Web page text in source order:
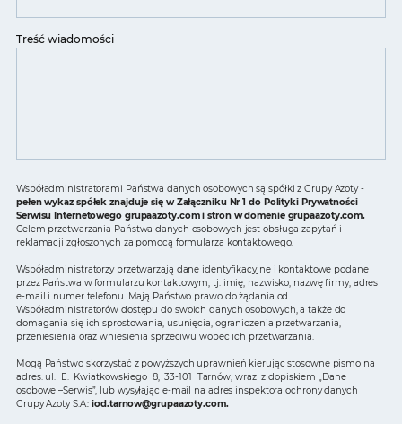
Treść wiadomości
Współadministratorami Państwa danych osobowych są spółki z Grupy Azoty -
pełen wykaz spółek znajduje się w Załączniku Nr 1 do Polityki Prywatności
Serwisu Internetowego grupaazoty.com i stron w domenie grupaazoty.com.
Celem przetwarzania Państwa danych osobowych jest obsługa zapytań i
reklamacji zgłoszonych za pomocą formularza kontaktowego.
Współadministratorzy przetwarzają dane identyfikacyjne i kontaktowe podane
przez Państwa w formularzu kontaktowym, tj. imię, nazwisko, nazwę firmy, adres
e-mail i numer telefonu. Mają Państwo prawo do żądania od
Współadministratorów dostępu do swoich danych osobowych, a także do
domagania się ich sprostowania, usunięcia, ograniczenia przetwarzania,
przeniesienia oraz wniesienia sprzeciwu wobec ich przetwarzania.
Mogą Państwo skorzystać z powyższych uprawnień kierując stosowne pismo na
adres: ul. E. Kwiatkowskiego 8, 33-101 Tarnów, wraz z dopiskiem „Dane
osobowe –Serwis”, lub wysyłając e-mail na adres inspektora ochrony danych
Grupy Azoty S.A.:iod.tarnow@grupaazoty.com.